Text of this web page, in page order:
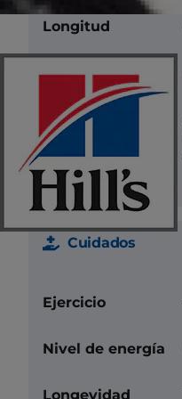
Longitud
Textura
Color
Cuidados
Ejercicio
Nivel de energía
Longevidad